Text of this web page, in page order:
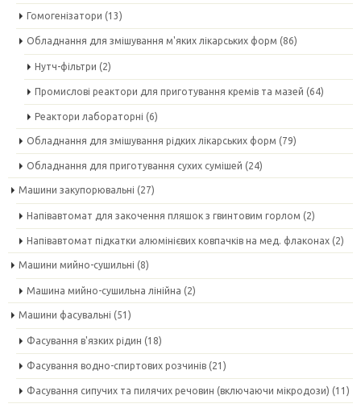
Гомогенізатори (13)
Обладнання для змішування м'яких лікарських форм (86)
Нутч-фільтри (2)
Промислові реактори для приготування кремів та мазей (64)
Реактори лабораторні (6)
Обладнання для змішування рідких лікарських форм (79)
Обладнання для приготування сухих сумішей (24)
Машини закупорювальні (27)
Напівавтомат для закочення пляшок з гвинтовим горлом (2)
Напівавтомат підкатки алюмінієвих ковпачків на мед. флаконах (2)
Машини мийно-сушильні (8)
Машина мийно-сушильна лінійна (2)
Машини фасувальні (51)
Фасування в'язких рідин (18)
Фасування водно-спиртових розчинів (21)
Фасування сипучих та пилячих речовин (включаючи мікродози) (11)